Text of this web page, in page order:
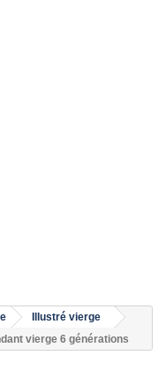
Illustré vierge
vierge 6 générations